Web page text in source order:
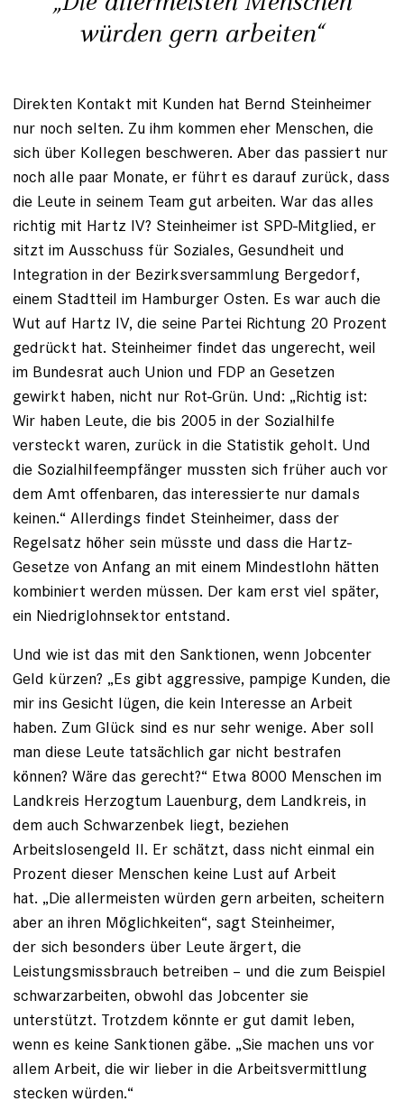
würden gern arbeiten“
Direkten Kontakt mit Kunden hat Bernd Steinheimer
nur noch selten. Zu ihm kommen eher Menschen, die
sich über Kollegen beschweren. Aber das passiert nur
noch alle paar Monate, er führt es darauf zurück, dass
die Leute in seinem Team gut arbeiten. War das alles
richtig mit Hartz IV? Steinheimer ist SPD-Mitglied, er
sitzt im Ausschuss für Soziales, Gesundheit und
Integration in der Bezirksversammlung Bergedorf,
einem Stadtteil im Hamburger Osten. Es war auch die
Wut auf Hartz IV, die seine Partei Richtung 20 Prozent
gedrückt hat. Steinheimer findet das ungerecht, weil
im Bundesrat auch Union und FDP an Gesetzen
gewirkt haben, nicht nur Rot-Grün. Und: „Richtig ist:
Wir haben Leute, die bis 2005 in der ­Sozialhilfe
versteckt waren, zurück in die Statistik geholt. Und
die Sozialhilfeempfänger mussten sich früher auch vor
dem Amt offenbaren, das interessierte nur damals
keinen.“ ­Allerdings findet Steinheimer, dass der
Regelsatz höher sein müsste und dass die Hartz-
Gesetze von Anfang an mit einem Mindestlohn hätten
kombiniert werden müssen. Der kam erst viel später,
ein Niedriglohnsektor entstand.
Und wie ist das mit den Sanktionen, wenn Jobcenter
Geld kürzen? „Es gibt aggressive, pampige Kunden, die
mir ins Gesicht lügen, die kein Interesse an Arbeit
haben. Zum Glück sind es nur sehr wenige. Aber soll
man diese Leute tatsächlich gar nicht bestrafen
können? Wäre das gerecht?“ Etwa 8000 Menschen im
Landkreis Herzogtum Lauenburg, dem Landkreis, in
dem auch Schwarzenbek liegt, beziehen
Arbeitslosengeld II. Er schätzt, dass nicht einmal ein
Prozent dieser Menschen keine Lust auf Arbeit
hat. „Die allermeisten würden gern arbeiten, scheitern
aber an ihren Möglichkeiten“, sagt Steinheimer,
der sich besonders über Leute ärgert, die
Leistungsmissbrauch betreiben – und die zum Beispiel
schwarzarbeiten, obwohl das Jobcenter sie
unterstützt. Trotzdem könnte er gut damit leben,
wenn es keine Sanktionen gäbe. „Sie machen uns vor
allem Arbeit, die wir lieber in die Arbeitsvermittlung
stecken würden.“